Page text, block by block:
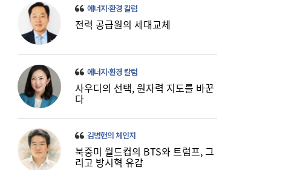
대감…강세
09:54
네이버, 2분기 매출 3조 3888억원…전년比
16.2%↑
에너지·환경 칼럼
전력 공급원의 세대교체
에너지·환경 칼럼
사우디의 선택, 원자력 지도를 바꾼
다
김병헌의 체인지
북중미 월드컵의 BTS와 트럼프, 그
리고 방시혁 유감